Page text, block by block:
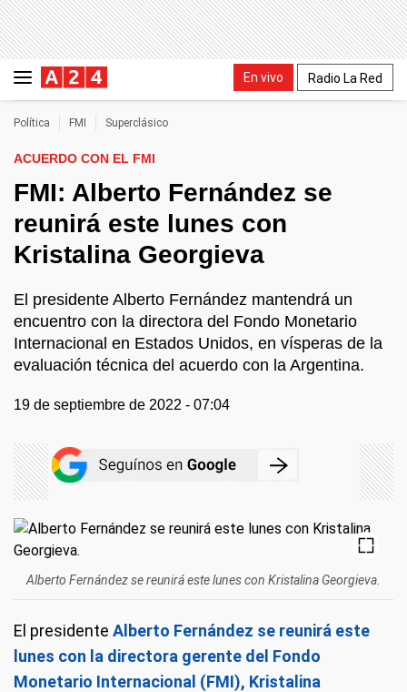
En vivo Radio La Red
Política FMI Superclásico
ACUERDO CON EL FMI
FMI: Alberto Fernández se
reunirá este lunes con
Kristalina Georgieva
El presidente Alberto Fernández mantendrá un
encuentro con la directora del Fondo Monetario
Internacional en Estados Unidos, en vísperas de la
evaluación técnica del acuerdo con la Argentina.
19 de septiembre de 2022 - 07:04
Alberto Fernández se reunirá este lunes con Kristalina Georgieva.
El presidente Alberto Fernández se reunirá este
lunes con la directora gerente del Fondo
Monetario Internacional (FMI), Kristalina